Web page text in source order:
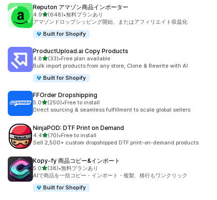
Reputon アマゾン商品インポーター
4.95つ星中
(648)
合計レビュー数：648件
•無料プランあり
アマゾンドロップシッピング開始、またはアフィリエイト収益化
Built for Shopify
ProductUpload.ai Copy Products
4.85つ星中
(33)
合計レビュー数：33件
•Free plan available
Bulk import products from any store, Clone & Rewrite with AI
Built for Shopify
FFOrder Dropshipping
5.05つ星中
(250)
合計レビュー数：250件
•Free to install
Direct sourcing & seamless fulfillment to scale global sellers
NinjaPOD: DTF Print on Demand
4.45つ星中
(70)
合計レビュー数：70件
•Free to install
Sell 2,500+ custom dropshipped DTF print-on-demand products
Kopy‑fy 商品コピー&インポート
5.05つ星中
(38)
合計レビュー数：38件
•無料プランあり
AIで商品を一括コピー・インポート・複製、移行もワンクリック
Built for Shopify